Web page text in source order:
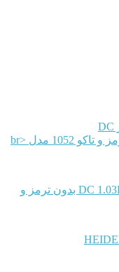
سروو موتور DC 1.03KW,,2000RPM,4.5NM بدون ترمز و